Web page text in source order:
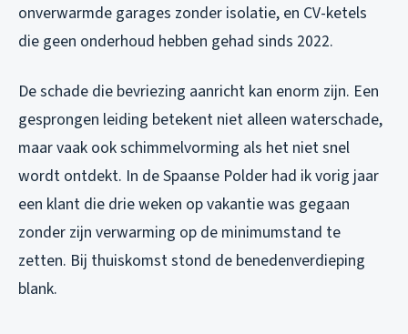
onverwarmde garages zonder isolatie, en CV-ketels
die geen onderhoud hebben gehad sinds 2022.
De schade die bevriezing aanricht kan enorm zijn. Een
gesprongen leiding betekent niet alleen waterschade,
maar vaak ook schimmelvorming als het niet snel
wordt ontdekt. In de Spaanse Polder had ik vorig jaar
een klant die drie weken op vakantie was gegaan
zonder zijn verwarming op de minimumstand te
zetten. Bij thuiskomst stond de benedenverdieping
blank.